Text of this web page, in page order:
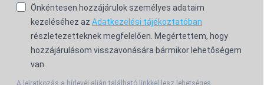
Önkéntesen hozzájárulok személyes adataim
kezeléséhez az Adatkezelési tájékoztatóban
részletezetteknek megfelelően. Megértettem, hogy
hozzájárulásom visszavonására bármikor lehetőségem
van.
A leiratkozás a hírlevél alján található linkkel lesz lehetséges.